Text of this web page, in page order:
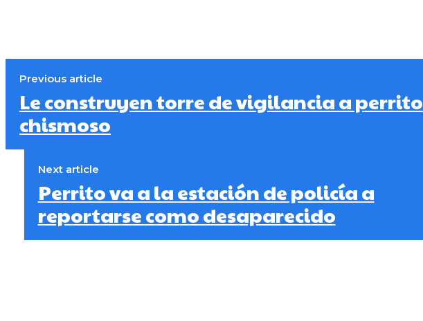
Previous article
Le construyen torre de vigilancia a perrito
chismoso
Next article
Perrito va a la estación de policía a
reportarse como desaparecido